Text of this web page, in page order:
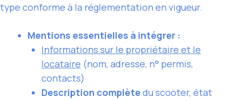
type conforme à la réglementation en vigueur.
Mentions essentielles à intégrer :
Informations sur le propriétaire et le
locataire (nom, adresse, n° permis,
contacts)
Description complète du scooter, état